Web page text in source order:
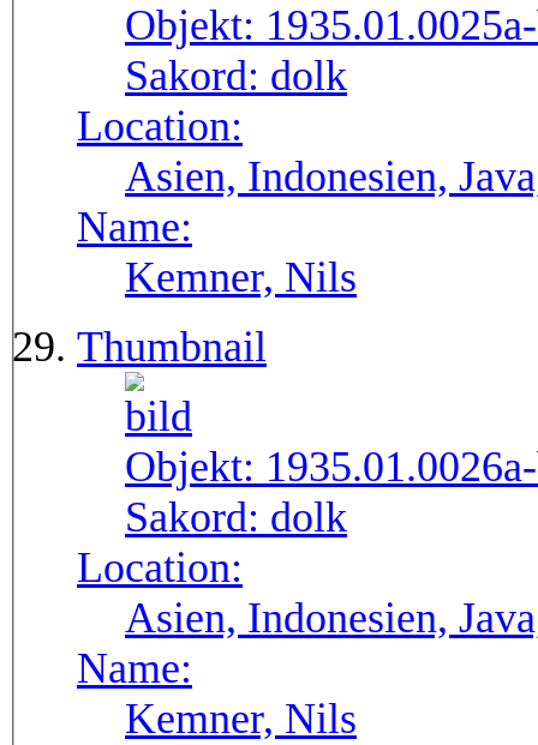
Objekt:
Sakord: dolk
Location:
Asien, Indonesien,
Name:
Kemner, Nils
Thumbnail
Objekt:
Sakord: dolk
Location:
Asien, Indonesien,
Name:
Kemner, Nils